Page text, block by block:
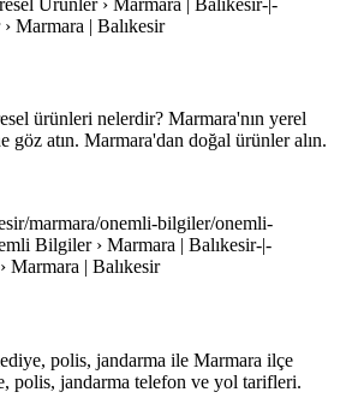
Ürünler › Marmara | Balıkesir-|-
Marmara | Balıkesir
ürünleri nelerdir? Marmara'nın yerel
göz atın. Marmara'dan doğal ürünler alın.
marmara/onemli-bilgiler/onemli-
Bilgiler › Marmara | Balıkesir-|-
Marmara | Balıkesir
polis, jandarma ile Marmara ilçe
polis, jandarma telefon ve yol tarifleri.